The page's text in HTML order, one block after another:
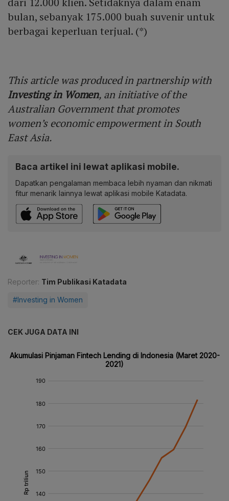
bulan, sebanyak 175.000 buah suvenir untuk
berbagai keperluan terjual. (*)
This article was produced in partnership with
Investing in Women, an initiative of the
Australian Government that promotes
women’s economic empowerment in South
East Asia.
Baca artikel ini lewat aplikasi mobile.
Dapatkan pengalaman membaca lebih nyaman dan nikmati
fitur menarik lainnya lewat aplikasi mobile Katadata.
Reporter: Tim Publikasi Katadata
#Investing in Women
CEK JUGA DATA INI